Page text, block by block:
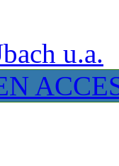
u.a.